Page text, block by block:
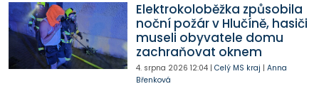
Elektrokoloběžka způsobila
noční požár v Hlučíně, hasiči
museli obyvatele domu
zachraňovat oknem
4. srpna 2026 12:04| Celý MS kraj | Anna
Břenková